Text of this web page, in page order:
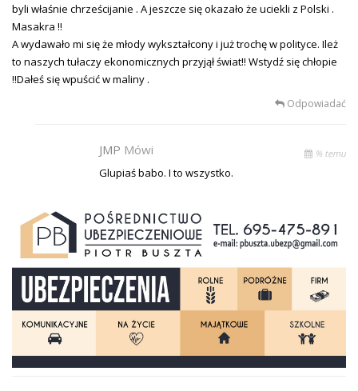
byli właśnie chrześcijanie . A jeszcze się okazało że uciekli z Polski .
Masakra !!
A wydawało mi się że młody wykształcony i już trochę w polityce. Ileż
to naszych tułaczy ekonomicznych przyjął świat!! Wstydź się chłopie
!!Dałeś się wpuścić w maliny .
Odpowiadać
JMP Mówi % temu
Glupiaś babo. I to wszystko.